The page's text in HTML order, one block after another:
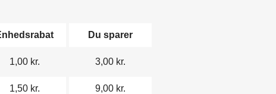
Du sparer
1,00 kr. 3,00 kr.
1,50 kr. 9,00 kr.